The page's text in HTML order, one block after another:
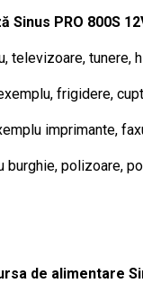
PRO 800S
televizoare, tunere,
frigidere,
imprimante,
burghie, polizoare,
de alimentare